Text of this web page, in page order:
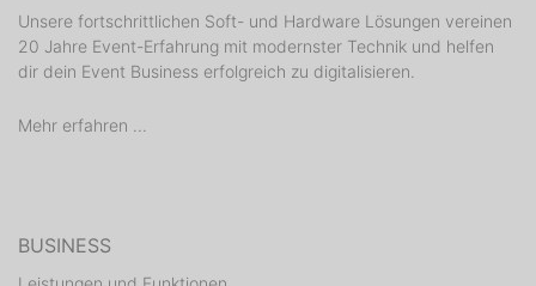
Unsere fortschrittlichen Soft- und Hardware Lösungen vereinen
20 Jahre Event-Erfahrung mit modernster Technik und helfen
dir dein Event Business erfolgreich zu digitalisieren.
Mehr erfahren ...
BUSINESS